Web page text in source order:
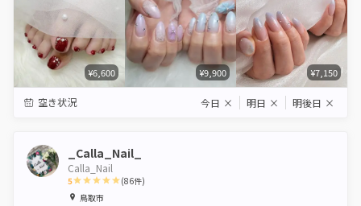
¥6,600 ¥9,900 ¥7,150
空き状況 今日 × 明日 × 明後日 ×
_Calla_Nail_
Calla_Nail
5
1 2 3 4
(86件)
鳥取市